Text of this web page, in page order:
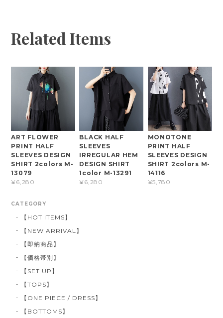
Related Items
ART FLOWER
PRINT HALF
SLEEVES DESIGN
SHIRT 2colors M-
13079
¥6,280
BLACK HALF
SLEEVES
IRREGULAR HEM
DESIGN SHIRT
1color M-13291
¥6,280
MONOTONE
PRINT HALF
SLEEVES DESIGN
SHIRT 2colors M-
14116
¥5,780
CATEGORY
【HOT ITEMS】
【NEW ARRIVAL】
【即納商品】
【価格帯別】
【SET UP】
【TOPS】
【ONE PIECE / DRESS】
【BOTTOMS】